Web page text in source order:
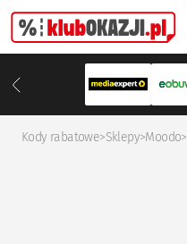
Kody rabatowe>Sklepy>Moodo>